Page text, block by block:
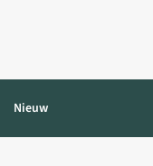
Nieuw